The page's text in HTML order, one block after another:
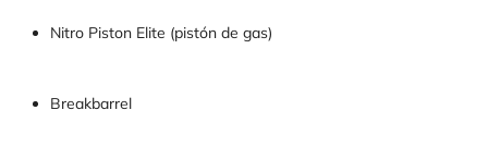
Nitro Piston Elite (pistón de gas)
Breakbarrel